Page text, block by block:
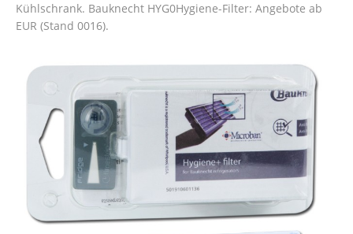
Kühlschrank. Bauknecht HYG0Hygiene-Filter: Angebote ab
EUR (Stand 0016).